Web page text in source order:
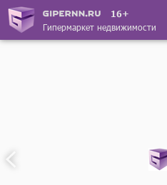
16+
Гипермаркет недвижимости